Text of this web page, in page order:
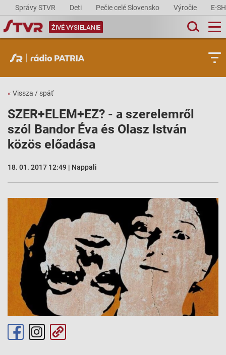
Správy STVR Deti Pečie celé Slovensko Výročie E-
ŽIVÉ VYSIELANIE
« Vissza / späť
SZER+ELEM+EZ? - a szerelemről
szól Bandor Éva és Olasz István
közös előadása
18. 01. 2017 12:49 | Nappali